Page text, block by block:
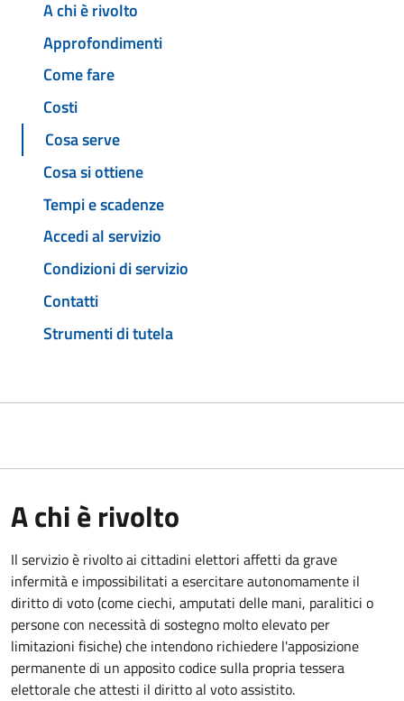
A chi è rivolto
Approfondimenti
Come fare
Costi
Cosa serve
Cosa si ottiene
Tempi e scadenze
Accedi al servizio
Condizioni di servizio
Contatti
Strumenti di tutela
A chi è rivolto
Il servizio è rivolto ai cittadini elettori affetti da grave
infermità e impossibilitati a esercitare autonomamente il
diritto di voto (come ciechi, amputati delle mani, paralitici o
persone con necessità di sostegno molto elevato per
limitazioni fisiche) che intendono richiedere l'apposizione
permanente di un apposito codice sulla propria tessera
elettorale che attesti il diritto al voto assistito.